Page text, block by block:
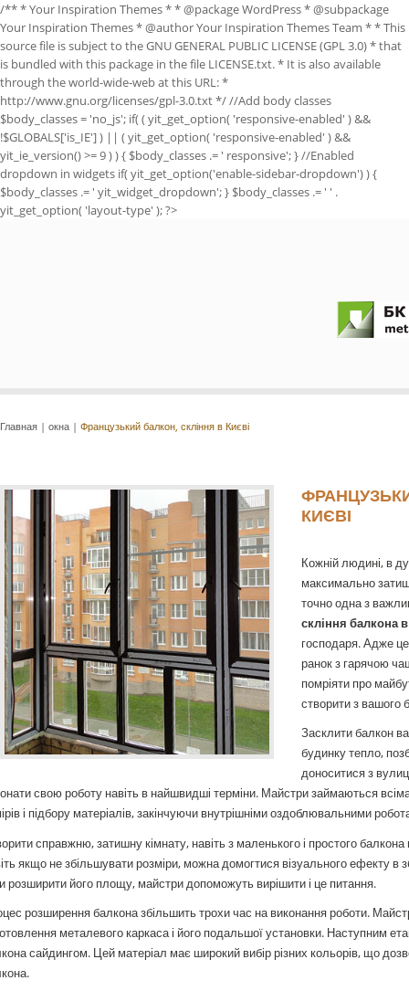
/** * Your Inspiration Themes * * @package WordPress * @subpackage
Your Inspiration Themes * @author Your Inspiration Themes Team * * This
source file is subject to the GNU GENERAL PUBLIC LICENSE (GPL 3.0) * that
is bundled with this package in the file LICENSE.txt. * It is also available
through the world-wide-web at this URL: *
http://www.gnu.org/licenses/gpl-3.0.txt */ //Add body classes
$body_classes = 'no_js'; if( ( yit_get_option( 'responsive-enabled' ) &&
!$GLOBALS['is_IE'] ) || ( yit_get_option( 'responsive-enabled' ) &&
yit_ie_version() >= 9 ) ) { $body_classes .= ' responsive'; } //Enabled
dropdown in widgets if( yit_get_option('enable-sidebar-dropdown') ) {
$body_classes .= ' yit_widget_dropdown'; } $body_classes .= ' ' .
yit_get_option( 'layout-type' ); ?>
Главная | окна | Французький балкон, скління в Києві
КИЄВІ
Кожній людині, в
максимально
точно одна з
скління балкона
господаря. Адже
ранок з гарячою
помріяти про
створити з вашого
Засклити балкон
будинку тепло,
доноситися з
свою роботу навіть в найшвидші терміни. Майстри займаються
і підбору матеріалів, закінчуючи внутрішніми оздоблювальними
справжню, затишну кімнату, навіть з маленького і простого
якщо не збільшувати розміри, можна домогтися візуального ефекту
розширити його площу, майстри допоможуть вирішити і це питання.
розширення балкона збільшить трохи час на виконання роботи.
металевого каркаса і його подальшої установки. Наступним
сайдингом. Цей матеріал має широкий вибір різних кольорів, що